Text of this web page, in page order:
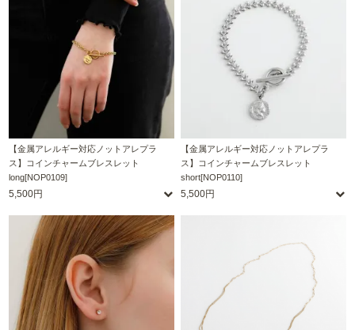
【金属アレルギー対応ノットアレプラ
ス】コインチャームブレスレット
long[NOP0109]
5,500円
【金属アレルギー対応ノットアレプラ
ス】コインチャームブレスレット
short[NOP0110]
5,500円